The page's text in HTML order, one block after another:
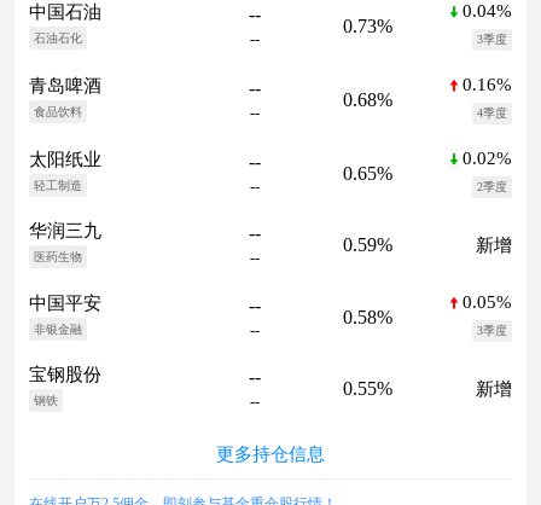
中国石油
石油石化
--
--
0.73%
0.04%
3季度
青岛啤酒
食品饮料
--
--
0.68%
0.16%
4季度
太阳纸业
轻工制造
--
--
0.65%
0.02%
2季度
华润三九
医药生物
--
--
0.59% 新增
中国平安
非银金融
--
--
0.58%
0.05%
3季度
宝钢股份
钢铁
--
--
0.55% 新增
更多持仓信息